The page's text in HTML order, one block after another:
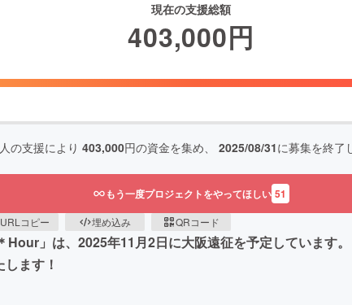
現在の支援総額
403,000円
人の支援により 403,000円の資金を集め、 2025/08/31に募集を終了
もう一度プロジェクトをやってほしい 51
URLコピー 埋め込み QRコード
」は、2025年11月2日に大阪遠征を予定しています
ます！